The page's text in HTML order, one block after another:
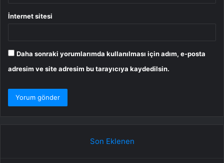
İnternet sitesi
Daha sonraki yorumlarımda kullanılması için adım, e-posta
adresim ve site adresim bu tarayıcıya kaydedilsin.
Son Eklenen